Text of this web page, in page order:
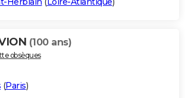
(100 ans)
obsèques
(Paris)